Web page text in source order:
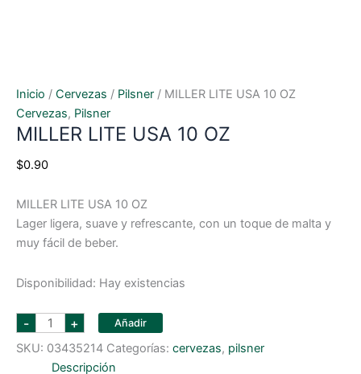
Inicio / Cervezas / Pilsner / MILLER LITE USA 10 OZ
Cervezas, Pilsner
MILLER LITE USA 10 OZ
$0.90
MILLER LITE USA 10 OZ
Lager ligera, suave y refrescante, con un toque de malta y
muy fácil de beber.
Disponibilidad: Hay existencias
- MILLER
LITE
USA
10
+ Añadir
SKU: 03435214 Categorías: cervezas, pilsner
Descripción